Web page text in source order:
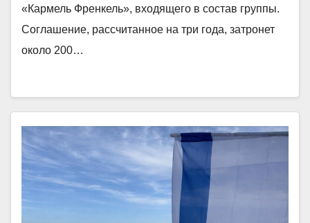
«Кармель Френкель», входящего в состав группы.
Соглашение, рассчитанное на три года, затронет
около 200…